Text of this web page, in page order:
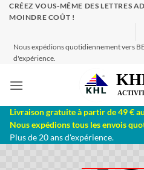
Passer
CRÉEZ VOUS-MÊME DES LETTRES
MOINDRE COÛT !
Nous expédions quotidiennement vers
d'expérience.
Livraison gratuite à partir de 49 €
Nous expédions tous les envois
Plus de 20 ans d'expérience.